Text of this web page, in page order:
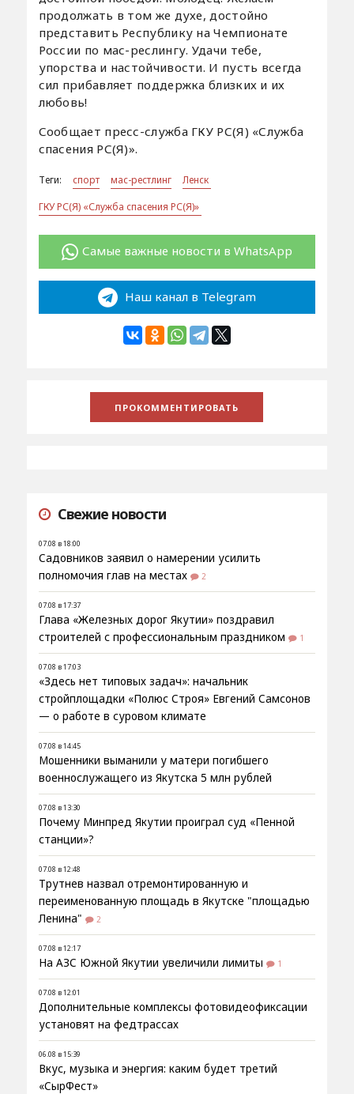
продолжать в том же духе, достойно
представить Республику на Чемпионате
России по мас-реслингу. Удачи тебе,
упорства и настойчивости. И пусть всегда
сил прибавляет поддержка близких и их
любовь!
Сообщает пресс-служба ГКУ РС(Я) «Служба
спасения РС(Я)».
Теги: спорт мас-рестлинг
Ленск
ГКУ РС(Я) «Служба спасения РС(Я)»
Самые важные новости в WhatsApp
Наш канал в Telegram
Свежие новости
07.08 в 18:00
Садовников заявил о намерении усилить
полномочия глав на местах
2
07.08 в 17:37
Глава «Железных дорог Якутии» поздравил
строителей с профессиональным праздником
1
07.08 в 17:03
«Здесь нет типовых задач»: начальник
стройплощадки «Полюс Строя» Евгений Самсонов
— о работе в суровом климате
07.08 в 14:45
Мошенники выманили у матери погибшего
военнослужащего из Якутска 5 млн рублей
07.08 в 13:30
Почему Минпред Якутии проиграл суд «Пенной
станции»?
07.08 в 12:48
Трутнев назвал отремонтированную и
переименованную площадь в Якутске "площадью
Ленина"
2
07.08 в 12:17
На АЗС Южной Якутии увеличили лимиты 1
07.08 в 12:01
Дополнительные комплексы фотовидеофиксации
установят на федтрассах
06.08 в 15:39
Вкус, музыка и энергия: каким будет третий
«СырФест»